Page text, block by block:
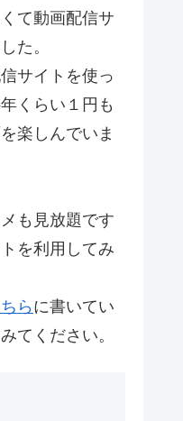
て動画配信サ
た。
サイトを使っ
くらい１円も
楽しんでいま
も見放題です
を利用してみ
らに書いてい
てください。